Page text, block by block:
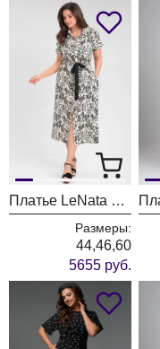
Платье LeNata 16411 чёрно молочный
Размеры:
44,46,60
5655 руб.